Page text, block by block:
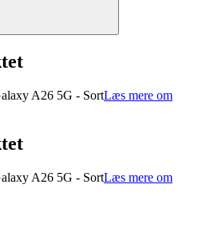
A26 5G - SortLæs mere om
A26 5G - SortLæs mere om